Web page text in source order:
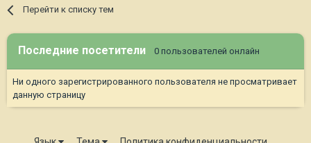
Перейти к списку тем
Последние посетители 0 пользователей онлайн
Ни одного зарегистрированного пользователя не просматривает
данную страницу